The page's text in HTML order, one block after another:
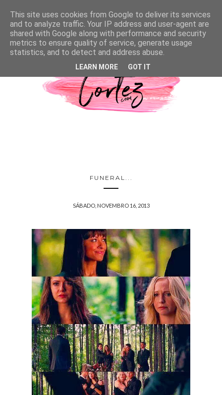
FUNERAL...
SÁBADO, NOVEMBRO 16, 2013
This site uses cookies from Google to deliver its services
and to analyze traffic. Your IP address and user-agent are
shared with Google along with performance and security
metrics to ensure quality of service, generate usage
statistics, and to detect and address abuse.
LEARN MORE GOT IT